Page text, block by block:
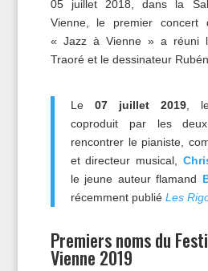
05 juillet 2018, dans la
Vienne, le premier concert
« Jazz à Vienne » a réuni
Traoré et le dessinateur
Le 07 juillet 2019 ,
coproduit par les
rencontrer le pianiste,
et directeur musical,
le jeune auteur flamand
récemment publié Les
Premiers noms du
Vienne 2019